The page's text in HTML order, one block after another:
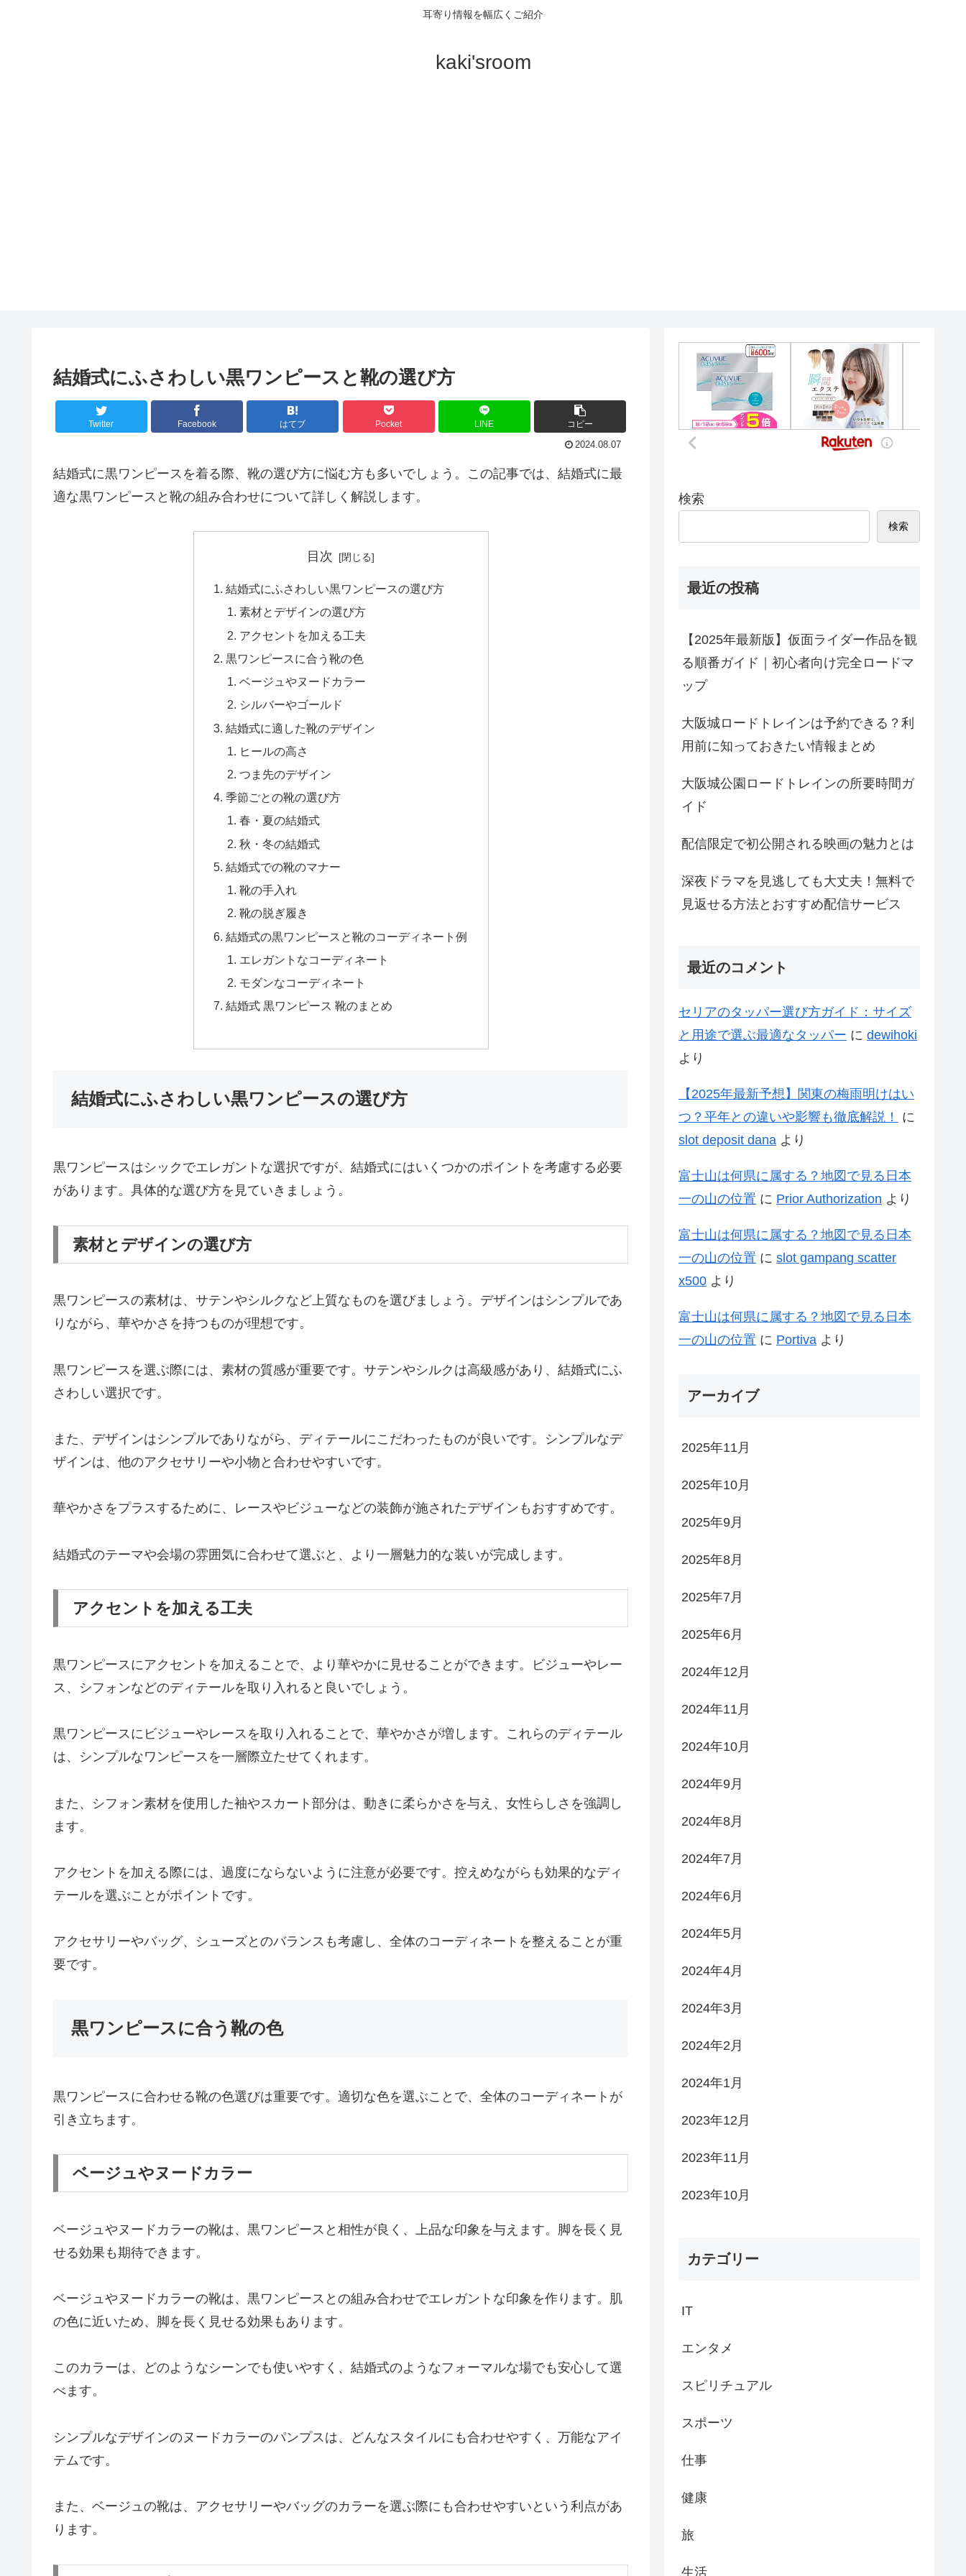
耳寄り情報を幅広くご紹介
kaki'sroom
結婚式にふさわしい黒ワンピースと靴の選び方
Twitter Facebook はてブ Pocket LINE コピー
2024.08.07
結婚式に黒ワンピースを着る際、靴の選び方に悩む方も多いでしょう。この記事では、結婚式に最
適な黒ワンピースと靴の組み合わせについて詳しく解説します。
目次
結婚式にふさわしい黒ワンピースの選び方
素材とデザインの選び方
アクセントを加える工夫
黒ワンピースに合う靴の色
ベージュやヌードカラー
シルバーやゴールド
結婚式に適した靴のデザイン
ヒールの高さ
つま先のデザイン
季節ごとの靴の選び方
春・夏の結婚式
秋・冬の結婚式
結婚式での靴のマナー
靴の手入れ
靴の脱ぎ履き
結婚式の黒ワンピースと靴のコーディネート例
エレガントなコーディネート
モダンなコーディネート
結婚式 黒ワンピース 靴のまとめ
結婚式にふさわしい黒ワンピースの選び方
黒ワンピースはシックでエレガントな選択ですが、結婚式にはいくつかのポイントを考慮する必要
があります。具体的な選び方を見ていきましょう。
素材とデザインの選び方
黒ワンピースの素材は、サテンやシルクなど上質なものを選びましょう。デザインはシンプルであ
りながら、華やかさを持つものが理想です。
黒ワンピースを選ぶ際には、素材の質感が重要です。サテンやシルクは高級感があり、結婚式にふ
さわしい選択です。
また、デザインはシンプルでありながら、ディテールにこだわったものが良いです。シンプルなデ
ザインは、他のアクセサリーや小物と合わせやすいです。
華やかさをプラスするために、レースやビジューなどの装飾が施されたデザインもおすすめです。
結婚式のテーマや会場の雰囲気に合わせて選ぶと、より一層魅力的な装いが完成します。
アクセントを加える工夫
黒ワンピースにアクセントを加えることで、より華やかに見せることができます。ビジューやレー
ス、シフォンなどのディテールを取り入れると良いでしょう。
黒ワンピースにビジューやレースを取り入れることで、華やかさが増します。これらのディテール
は、シンプルなワンピースを一層際立たせてくれます。
また、シフォン素材を使用した袖やスカート部分は、動きに柔らかさを与え、女性らしさを強調し
ます。
アクセントを加える際には、過度にならないように注意が必要です。控えめながらも効果的なディ
テールを選ぶことがポイントです。
アクセサリーやバッグ、シューズとのバランスも考慮し、全体のコーディネートを整えることが重
要です。
黒ワンピースに合う靴の色
黒ワンピースに合わせる靴の色選びは重要です。適切な色を選ぶことで、全体のコーディネートが
引き立ちます。
ベージュやヌードカラー
ベージュやヌードカラーの靴は、黒ワンピースと相性が良く、上品な印象を与えます。脚を長く見
せる効果も期待できます。
ベージュやヌードカラーの靴は、黒ワンピースとの組み合わせでエレガントな印象を作ります。肌
の色に近いため、脚を長く見せる効果もあります。
このカラーは、どのようなシーンでも使いやすく、結婚式のようなフォーマルな場でも安心して選
べます。
シンプルなデザインのヌードカラーのパンプスは、どんなスタイルにも合わせやすく、万能なアイ
テムです。
また、ベージュの靴は、アクセサリーやバッグのカラーを選ぶ際にも合わせやすいという利点があ
ります。
検索
検索
最近の投稿
【2025年最新版】仮面ライダー作品を観
る順番ガイド｜初心者向け完全ロードマ
ップ
大阪城ロードトレインは予約できる？利
用前に知っておきたい情報まとめ
大阪城公園ロードトレインの所要時間ガ
イド
配信限定で初公開される映画の魅力とは
深夜ドラマを見逃しても大丈夫！無料で
見返せる方法とおすすめ配信サービス
最近のコメント
セリアのタッパー選び方ガイド：サイズ
と用途で選ぶ最適なタッパー に dewihoki
より
【2025年最新予想】関東の梅雨明けはい
つ？平年との違いや影響も徹底解説！
に
slot deposit dana より
富士山は何県に属する？地図で見る日本
一の山の位置 に Prior Authorization より
富士山は何県に属する？地図で見る日本
一の山の位置 に slot gampang scatter
x500 より
富士山は何県に属する？地図で見る日本
一の山の位置 に Portiva より
アーカイブ
2025年11月
2025年10月
2025年9月
2025年8月
2025年7月
2025年6月
2024年12月
2024年11月
2024年10月
2024年9月
2024年8月
2024年7月
2024年6月
2024年5月
2024年4月
2024年3月
2024年2月
2024年1月
2023年12月
2023年11月
2023年10月
カテゴリー
IT
エンタメ
スピリチュアル
スポーツ
仕事
健康
旅
生活